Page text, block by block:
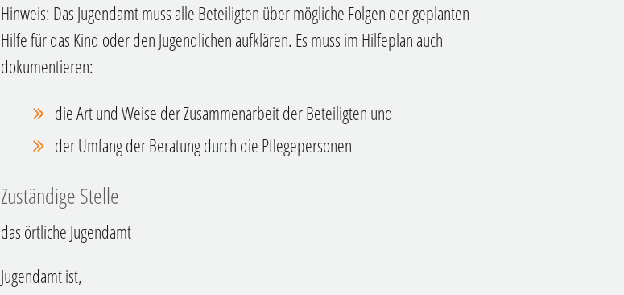
Hinweis: Das Jugendamt muss alle Beteiligten über mögliche Folgen der geplanten
Hilfe für das Kind oder den Jugendlichen aufklären. Es muss im Hilfeplan auch
dokumentieren:
die Art und Weise der Zusammenarbeit der Beteiligten und
der Umfang der Beratung durch die Pflegepersonen
Zuständige Stelle
das örtliche Jugendamt
Jugendamt ist,